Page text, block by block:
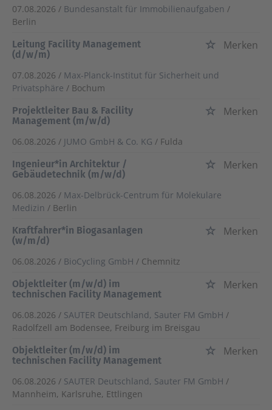
07.08.2026 / Bundesanstalt für Immobilienaufgaben /
Berlin
Leitung Facility Management
(d/w/m)
Merken
07.08.2026 / Max-Planck-Institut für Sicherheit und
Privatsphäre / Bochum
Projektleiter Bau & Facility
Management (m/w/d)
Merken
06.08.2026 / JUMO GmbH & Co. KG / Fulda
Ingenieur*in Architektur /
Gebäudetechnik (m/w/d)
Merken
06.08.2026 / Max-Delbrück-Centrum für Molekulare
Medizin / Berlin
Kraftfahrer*in Biogasanlagen
(w/m/d)
Merken
06.08.2026 / BioCycling GmbH / Chemnitz
Objektleiter (m/w/d) im
technischen Facility Management
Merken
06.08.2026 / SAUTER Deutschland, Sauter FM GmbH /
Radolfzell am Bodensee, Freiburg im Breisgau
Objektleiter (m/w/d) im
technischen Facility Management
Merken
06.08.2026 / SAUTER Deutschland, Sauter FM GmbH /
Mannheim, Karlsruhe, Ettlingen